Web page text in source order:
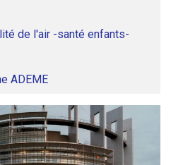
de l'air -santé enfants-
ADEME